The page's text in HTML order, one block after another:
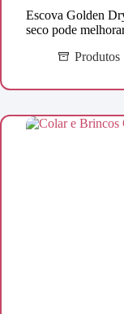
Escova Golden
seco pode
Produtos